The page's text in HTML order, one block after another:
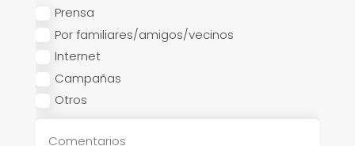
Prensa
Por familiares/amigos/vecinos
Internet
Campañas
Otros